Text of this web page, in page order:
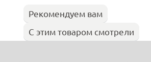
Рекомендуем вам
С этим товаром смотрели